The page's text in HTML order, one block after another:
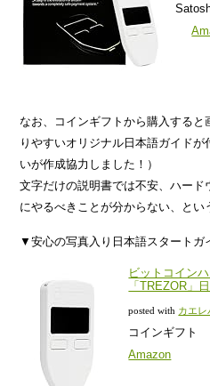
なお、コインギフトから購入する
りやすいオリジナル日本語ガイド
いが作成協力しました！）
文字だけの説明書では不安、ハー
にやるべきことが分からない、と
▼安心の写真入り日本語スタートガ
ビットコイン
「TREZOR」
posted with カエレ
コインギフト
Amazon